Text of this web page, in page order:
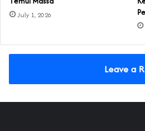
July 1, 2026
Leave a